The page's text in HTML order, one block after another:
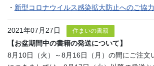
・ 新型コロナウイルス感染拡大防止へのご協
2021年07月27日 住まいの書籍
【お盆期間中の書籍の発送について】
8月10日（火）～8月16日（月）の間にご注文